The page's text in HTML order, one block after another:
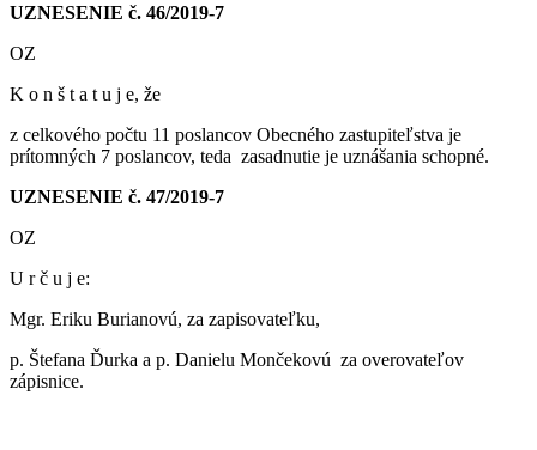
UZNESENIE č. 46/2019-7
OZ
K o n š t a t u j e, že
z celkového počtu 11 poslancov Obecného zastupiteľstva je
prítomných 7 poslancov, teda zasadnutie je uznášania schopné.
UZNESENIE č. 47/2019-7
OZ
U r č u j e:
Mgr. Eriku Burianovú, za zapisovateľku,
p. Štefana Ďurka a p. Danielu Mončekovú za overovateľov
zápisnice.